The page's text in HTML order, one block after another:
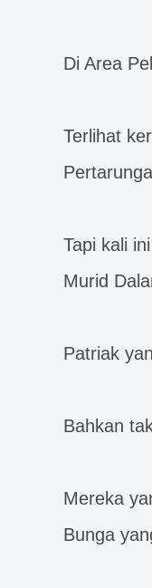
Di Area
Terlihat
Tapi kali
Murid
Patriak
Bahkan
Mereka
Bunga